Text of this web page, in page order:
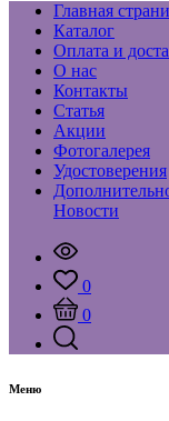
Главная
Каталог
Оплата и
О нас
Контакты
Статья
Акции
Фотогалерея
Удостоверения
Новости
0
0
Меню